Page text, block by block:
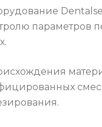
параметров